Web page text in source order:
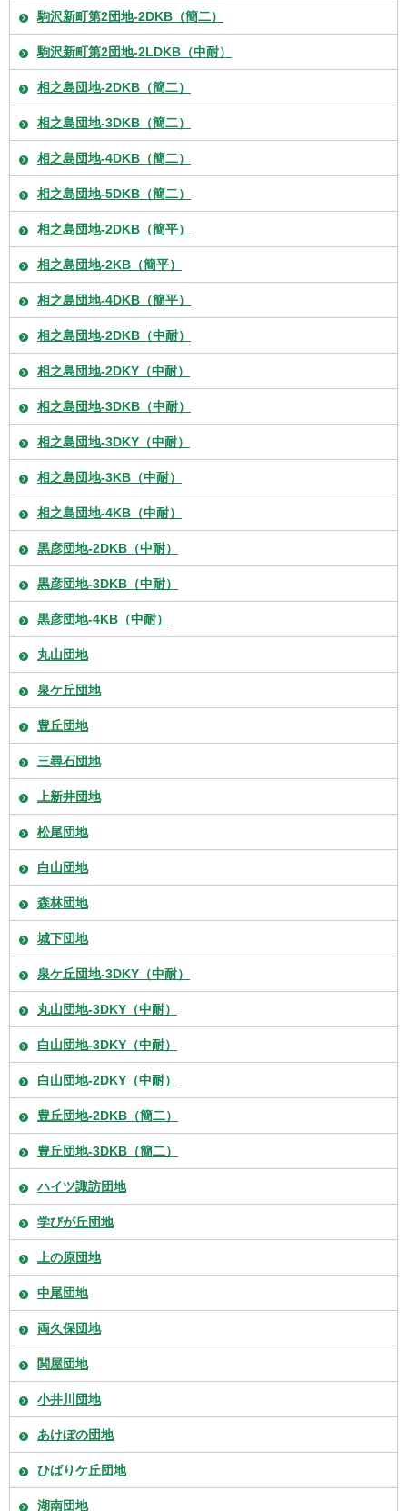
駒沢新町第2団地-2DKB（簡二）
駒沢新町第2団地-2LDKB（中耐）
相之島団地-2DKB（簡二）
相之島団地-3DKB（簡二）
相之島団地-4DKB（簡二）
相之島団地-5DKB（簡二）
相之島団地-2DKB（簡平）
相之島団地-2KB（簡平）
相之島団地-4DKB（簡平）
相之島団地-2DKB（中耐）
相之島団地-2DKY（中耐）
相之島団地-3DKB（中耐）
相之島団地-3DKY（中耐）
相之島団地-3KB（中耐）
相之島団地-4KB（中耐）
黒彦団地-2DKB（中耐）
黒彦団地-3DKB（中耐）
黒彦団地-4KB（中耐）
丸山団地
泉ケ丘団地
豊丘団地
三尋石団地
上新井団地
松尾団地
白山団地
森林団地
城下団地
泉ケ丘団地-3DKY（中耐）
丸山団地-3DKY（中耐）
白山団地-3DKY（中耐）
白山団地-2DKY（中耐）
豊丘団地-2DKB（簡二）
豊丘団地-3DKB（簡二）
ハイツ諏訪団地
学びが丘団地
上の原団地
中尾団地
両久保団地
関屋団地
小井川団地
あけぼの団地
ひばりケ丘団地
湖南団地